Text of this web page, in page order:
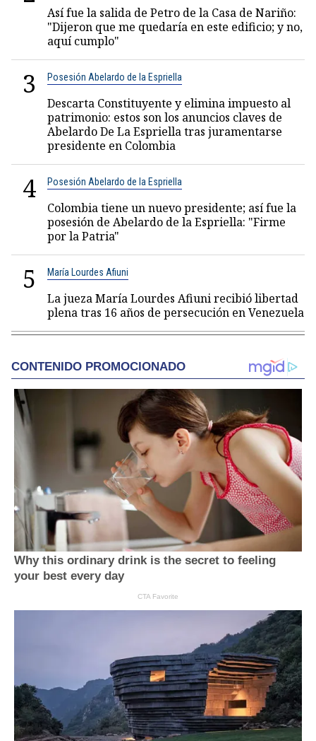
Así fue la salida de Petro de la Casa de Nariño:
"Dijeron que me quedaría en este edificio; y no,
aquí cumplo"
3 Posesión Abelardo de la Espriella
Descarta Constituyente y elimina impuesto al
patrimonio: estos son los anuncios claves de
Abelardo De La Espriella tras juramentarse
presidente en Colombia
4 Posesión Abelardo de la Espriella
Colombia tiene un nuevo presidente; así fue la
posesión de Abelardo de la Espriella: "Firme
por la Patria"
5 María Lourdes Afiuni
La jueza María Lourdes Afiuni recibió libertad
plena tras 16 años de persecución en Venezuela